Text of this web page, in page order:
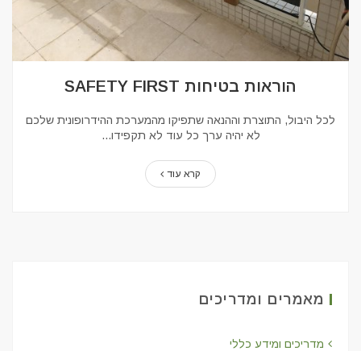
הוראות בטיחות SAFETY FIRST
לכל היבול, התוצרת וההנאה שתפיקו מהמערכת ההידרופונית שלכם
לא יהיה ערך כל עוד לא תקפידו...
קרא עוד
מאמרים ומדריכים
מדריכים ומידע כללי